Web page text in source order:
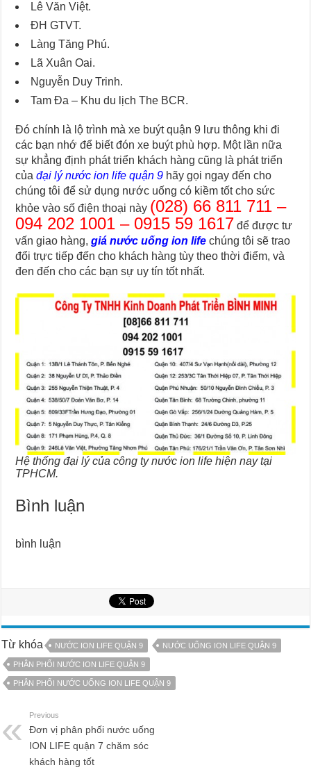
Lê Văn Việt.
ĐH GTVT.
Làng Tăng Phú.
Lã Xuân Oai.
Nguyễn Duy Trinh.
Tam Đa – Khu du lịch The BCR.
Đó chính là lộ trình mà xe buýt quận 9 lưu thông khi đi
các bạn nhớ để biết đón xe buýt phù hợp. Một lần nữa
sự khẳng định phát triển khách hàng cũng là phát triển
củađại lý nước ion life quận 9 hãy gọi ngay đến cho
chúng tôi để sử dụng nước uống có kiềm tốt cho sức
khỏe vào số điện thoại này (028) 66 811 711 –
094 202 1001 – 0915 59 1617 để được tư
vấn giao hàng,giá nước uống ion life chúng tôi sẽ trao
đổi trực tiếp đến cho khách hàng tùy theo thời điểm, và
đen đến cho các bạn sự uy tín tốt nhất.
Hệ thống đại lý của công ty nước ion life hiện nay tại
TPHCM.
Bình luận
bình luận
Từ khóa NƯỚC ION LIFE QUẬN 9 NƯỚC UỐNG ION LIFE QUẬN 9
PHÂN PHỐI NƯỚC ION LIFE QUẬN 9
PHÂN PHỐI NƯỚC UỐNG ION LIFE QUẬN 9
Previous
Đơn vị phân phối nước uống
ION LIFE quận 7 chăm sóc
khách hàng tốt